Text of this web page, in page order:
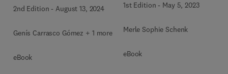
2nd Edition -August 13, 2024
Genís Carrasco Gómez + 1 more
eBook
1st Edition - May 5, 2023
Merle Sophie Schenk
eBook